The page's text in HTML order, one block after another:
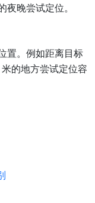
晚尝试定位。
置。例如距离目标
的地方尝试定位容